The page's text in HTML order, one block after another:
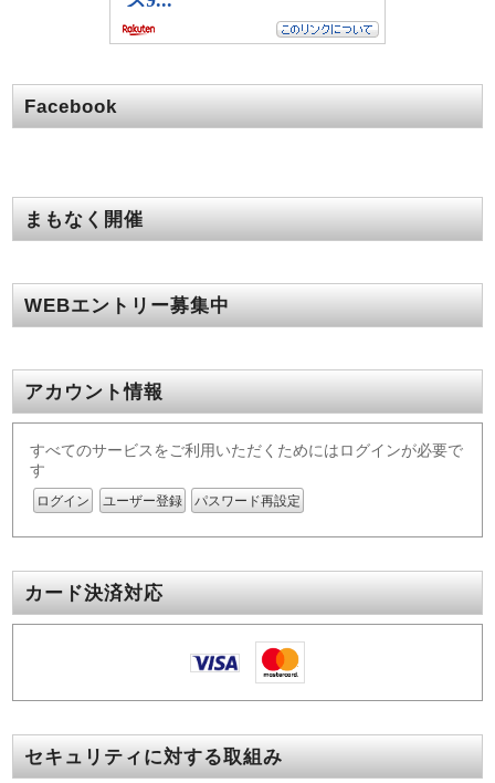
Facebook
まもなく開催
WEBエントリー募集中
アカウント情報
すべてのサービスをご利用いただくためにはログインが必要で
す
ログイン ユーザー登録 パスワード再設定
カード決済対応
セキュリティに対する取組み